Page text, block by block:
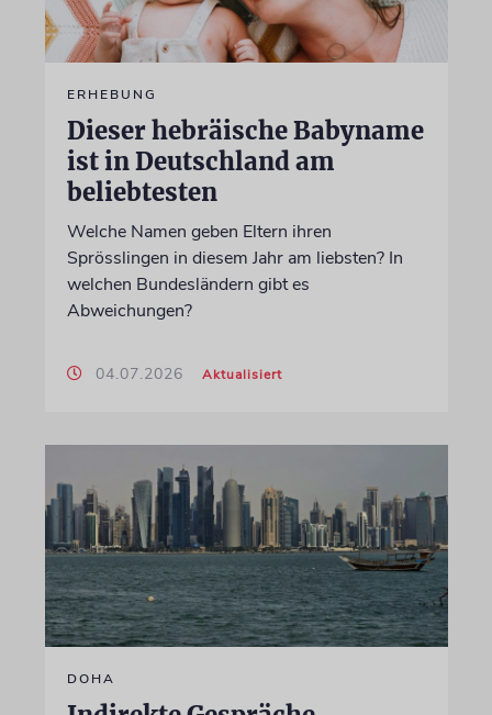
ERHEBUNG
Dieser hebräische Babyname
ist in Deutschland am
beliebtesten
Welche Namen geben Eltern ihren
Sprösslingen in diesem Jahr am liebsten? In
welchen Bundesländern gibt es
Abweichungen?
04.07.2026 Aktualisiert
DOHA